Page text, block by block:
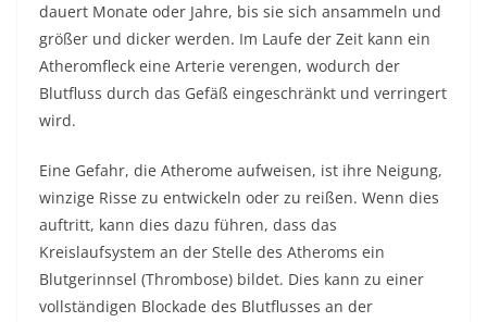
dauert Monate oder Jahre, bis sie sich ansammeln und
größer und dicker werden. Im Laufe der Zeit kann ein
Atheromfleck eine Arterie verengen, wodurch der
Blutfluss durch das Gefäß eingeschränkt und verringert
wird.
Eine Gefahr, die Atherome aufweisen, ist ihre Neigung,
winzige Risse zu entwickeln oder zu reißen. Wenn dies
auftritt, kann dies dazu führen, dass das
Kreislaufsystem an der Stelle des Atheroms ein
Blutgerinnsel (Thrombose) bildet. Dies kann zu einer
vollständigen Blockade des Blutflusses an der